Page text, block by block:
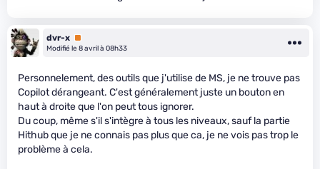
dvr-x Premium
Modifié le 8 avril à 08h33
Personnelement, des outils que j'utilise de MS, je ne trouve pas
Copilot dérangeant. C'est généralement juste un bouton en
haut à droite que l'on peut tous ignorer.
Du coup, même s'il s'intègre à tous les niveaux, sauf la partie
Hithub que je ne connais pas plus que ca, je ne vois pas trop le
problème à cela.